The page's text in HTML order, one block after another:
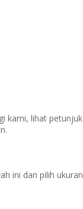
kami, lihat petunjuk
ini dan pilih ukuran